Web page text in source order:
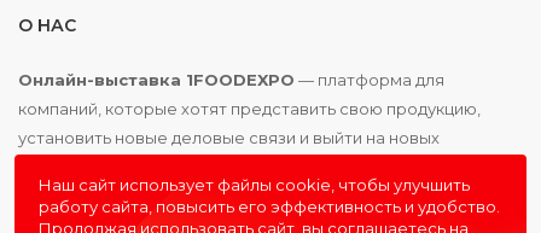
О НАС
Онлайн-выставка 1FOODEXPO — платформа для
компаний, которые хотят представить свою продукцию,
установить новые деловые связи и выйти на новых
Наш сайт использует файлы cookie, чтобы улучшить
работу сайта, повысить его эффективность и удобство.
Продолжая использовать сайт, вы соглашаетесь на